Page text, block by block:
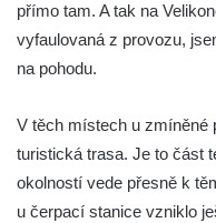
přímo tam. A tak na
vyfaulovaná z provozu,
na pohodu.
V těch místech u zmíněné
turistická trasa. Je to část
okolností vede přesně k
u čerpací stanice vzniklo